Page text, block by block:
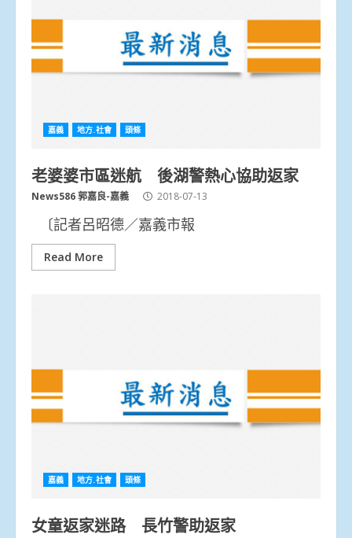
嘉義 地方.社會 頭條
老婆婆市區迷航 後湖警熱心協助返家
News586 郭嘉良-嘉義 2018-07-13
〔記者呂昭德／嘉義市報
Read More
嘉義 地方.社會 頭條
女童返家迷路 長竹警助返家